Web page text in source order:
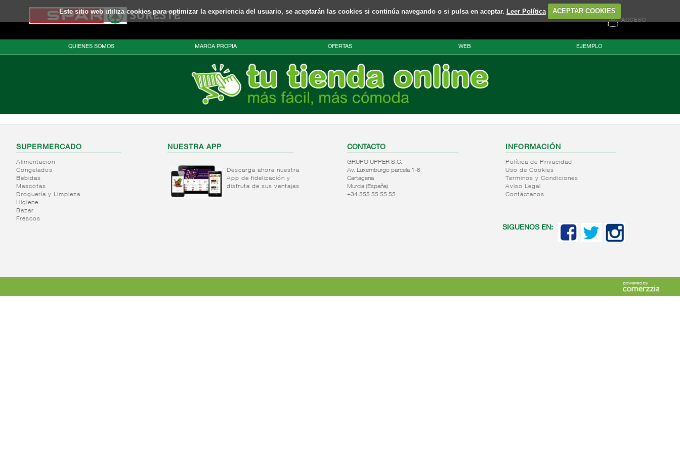
Este sitio web utiliza cookies para optimizar la experiencia del usuario, se aceptarán las cookies si continúa navegando o si pulsa en aceptar. Leer Política ACEPTAR COOKIES
ACCESO
QUIENES SOMOS MARCA PROPIA OFERTAS WEB EJEMPLO
SUPERMERCADO
Alimentacion
Congelados
Bebidas
Mascotas
Droguería y Limpieza
Higiene
Bazar
Frescos
NUESTRA APP
Descarga ahora nuestra
App de fidelización y
disfruta de sus ventajas
CONTACTO
GRUPO UPPER S.C.
Av. Luxemburgo parcela 1-6
Cartagena
Murcia (España)
+34 555 55 55 55
INFORMACIÓN
Política de Privacidad
Uso de Cookies
Terminos y Condiciones
Aviso Legal
Contáctanos
SIGUENOS EN: